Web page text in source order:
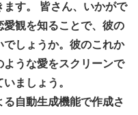
す。 皆さん、いかがで
愛観を知ることで、彼の
しょうか。彼のこれか
ような愛をスクリーンで
ましょう。
る自動生成機能で作成さ